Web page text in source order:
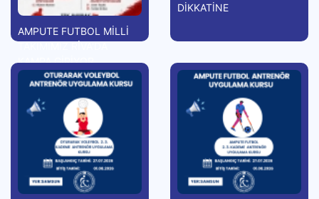
AMPUTE FUTBOL MİLLİ
KAMPA GİRİYOR
DİKKATİNE